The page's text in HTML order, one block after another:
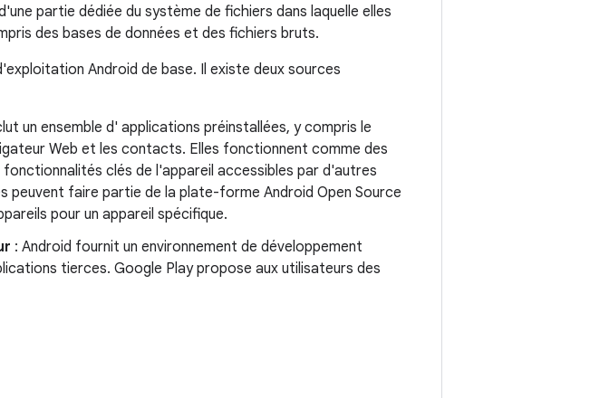
partie dédiée du système de fichiers dans laquelle elles
des bases de données et des fichiers bruts.
Android de base. Il existe deux sources
un ensemble d' applications préinstallées, y compris le
Web et les contacts. Elles fonctionnent comme des
clés de l'appareil accessibles par d'autres
peuvent faire partie de la plate-forme Android Open Source
pour un appareil spécifique.
: Android fournit un environnement de développement
tierces. Google Play propose aux utilisateurs des